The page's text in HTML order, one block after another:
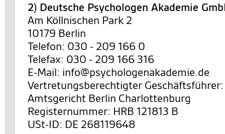
2) Deutsche Psychologen Akademie
Am Köllnischen Park 2
10179 Berlin
Telefon: 030 - 209 166 0
Telefax: 030 - 209 166 316
E-Mail: info@psychologenakademie.de
Vertretungsberechtigter Geschäftsführer:
Amtsgericht Berlin Charlottenburg
Registernummer: HRB 121813 B
USt-ID: DE 268119648